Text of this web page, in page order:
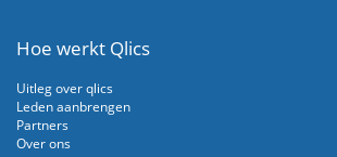
Hoe werkt Qlics
Uitleg over qlics
Leden aanbrengen
Partners
Over ons